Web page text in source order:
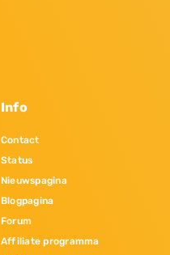
Info
Contact
Status
Nieuwspagina
Blogpagina
Forum
Affiliate programma